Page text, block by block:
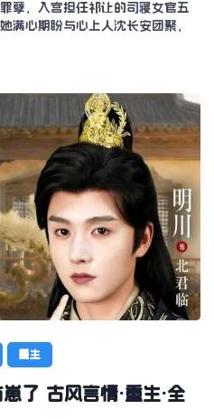
孽，入宫担任祁让的司寝女官五
满心期盼与心上人沈长安团聚，
重生
了 古风言情·重生·全